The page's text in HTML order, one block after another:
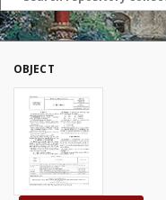
OBJECT